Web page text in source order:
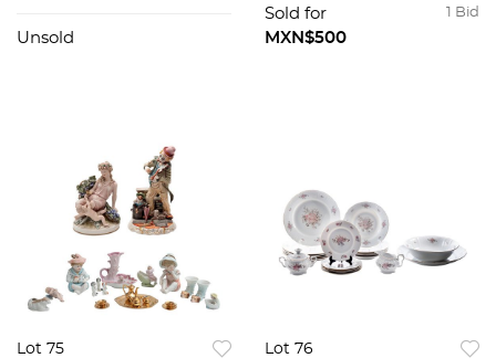
material sintético
Unsold
policromada y cristal
de diferentes colores
1 Bid
Sold for
MXN$500
Lot 75 Lot 76